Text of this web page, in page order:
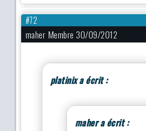
#72
maher Membre 30/09/2012
platinix a écrit :
maher a écrit :